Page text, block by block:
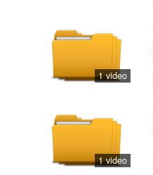
1 video
1 video